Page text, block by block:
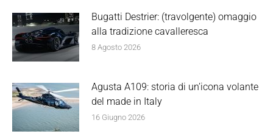
Bugatti Destrier: (travolgente) omaggio
alla tradizione cavalleresca
8 Agosto 2026
Agusta A109: storia di un’icona volante
del made in Italy
16 Giugno 2026